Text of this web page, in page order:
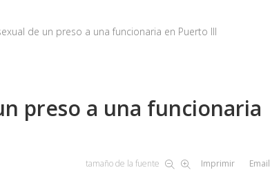
de un preso a una funcionaria en Puerto III
preso a una funcionaria
tamaño de la fuente Imprimir Email